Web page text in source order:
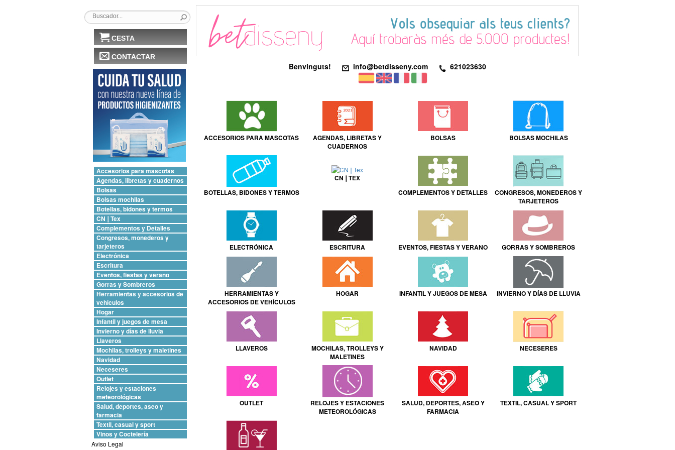
CESTA
CONTACTAR
Accesorios para mascotas
Agendas, libretas y cuadernos
Bolsas
Bolsas mochilas
Botellas, bidones y termos
CN❘Tex
Complementos y Detalles
Congresos, monederos y
tarjeteros
Electrónica
Escritura
Eventos, fiestas y verano
Gorras y Sombreros
Herramientas y accesorios de
vehículos
Hogar
Infantil y juegos de mesa
Invierno y días de lluvia
Llaveros
Mochilas, trolleys y maletines
Navidad
Neceseres
Outlet
Relojes y estaciones
meteorológicas
Salud, deportes, aseo y
farmacia
Textil, casual y sport
Vinos y Coctelería
Aviso Legal
Benvinguts! info@betdisseny.com 621023630
ACCESORIOS PARA MASCOTAS
AGENDAS, LIBRETAS Y
CUADERNOS
BOLSAS BOLSAS MOCHILAS
BOTELLAS, BIDONES Y TERMOS
CN❘TEX
COMPLEMENTOS Y DETALLES
CONGRESOS, MONEDEROS Y
TARJETEROS
ELECTRÓNICA ESCRITURA EVENTOS, FIESTAS Y VERANO GORRAS Y SOMBREROS
HERRAMIENTAS Y
ACCESORIOS DE VEHÍCULOS
HOGAR INFANTIL Y JUEGOS DE MESA INVIERNO Y DÍAS DE LLUVIA
LLAVEROS
MOCHILAS, TROLLEYS Y
MALETINES
NAVIDAD NECESERES
OUTLET
RELOJES Y ESTACIONES
METEOROLÓGICAS
SALUD, DEPORTES, ASEO Y
FARMACIA
TEXTIL, CASUAL Y SPORT